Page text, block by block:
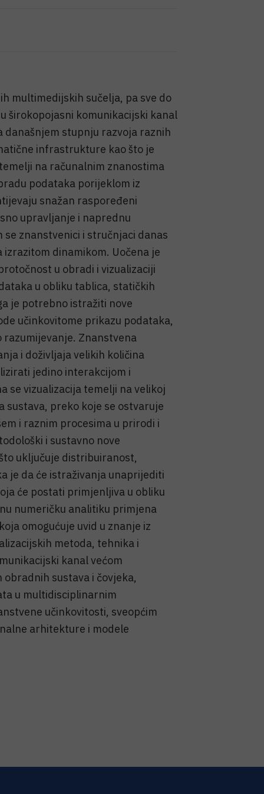
multimedijskih sučelja, pa sve do
širokopojasni komunikacijski kanal
stupnju razvoja raznih
infrastrukture kao što je
na računalnim znanostima
podataka porijeklom iz
snažan raspoređeni
upravljanje i naprednu
se znanstvenici i stručnjaci danas
dinamikom. Uočena je
u obradi i vizualizaciji
u obliku tablica, statičkih
je potrebno istražiti nove
učinkovitome prikazu podataka,
Znanstvena
i doživljaja velikih količina
jedino interakcijom i
se vizualizacija temelji na velikoj
sustava, preko koje se ostvaruje
i raznim procesima u prirodi i
i sustavno nove
uključuje distribuiranost,
je da će istraživanja unaprijediti
će postati primjenljiva u obliku
numeričku analitiku primjena
omogućuje uvid u znanje iz
metoda, tehnika i
kanal većom
sustava i čovjeka,
u multidisciplinarnim
učinkovitosti, sveopćim
arhitekture i modele